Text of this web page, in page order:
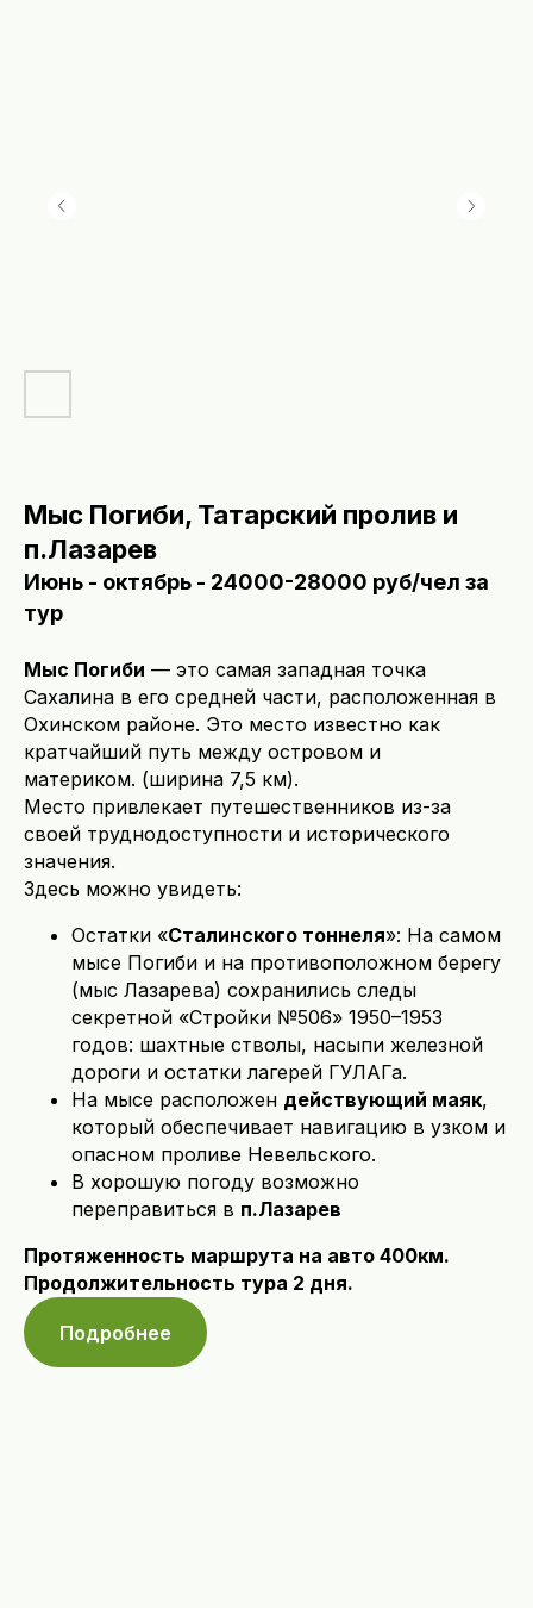
Мыс Погиби, Татарский пролив и
п.Лазарев
Июнь - октябрь - 24000-28000 руб/чел за
тур
Мыс Погиби — это самая западная точка
Сахалина в его средней части, расположенная в
Охинском районе. Это место известно как
кратчайший путь между островом и
материком. (ширина 7,5 км).
Место привлекает путешественников из-за
своей труднодоступности и исторического
значения.
Здесь можно увидеть:
Остатки «Сталинского тоннеля»: На самом
мысе Погиби и на противоположном берегу
(мыс Лазарева) сохранились следы
секретной «Стройки №506» 1950–1953
годов: шахтные стволы, насыпи железной
дороги и остатки лагерей ГУЛАГа.
На мысе расположен действующий маяк,
который обеспечивает навигацию в узком и
опасном проливе Невельского.
В хорошую погоду возможно
переправиться в п.Лазарев
Протяженность маршрута на авто 400км.
Продолжительность тура 2 дня.
Подробнее